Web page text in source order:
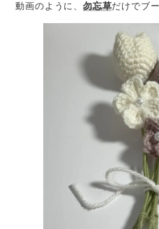
動画のように、 勿忘草だけでブ